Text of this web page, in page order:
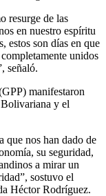
resurge de las
en nuestro espíritu
estos son días en que
unidos
señaló.
manifestaron
y el
que nos han dado de
su seguridad,
a mirar un
sostuvo el
Héctor Rodríguez.